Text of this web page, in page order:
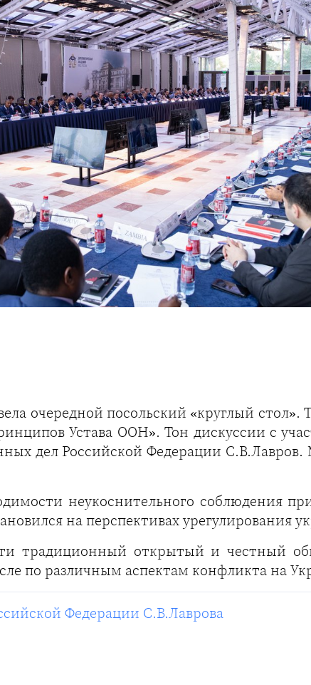
очередной посольский «круглый
Устава ООН». Тон дискуссии с
дел Российской Федерации
неукоснительного соблюдения
на перспективах урегулирования
традиционный открытый и честный
по различным аспектам конфликта на
Федерации С.В.Лаврова